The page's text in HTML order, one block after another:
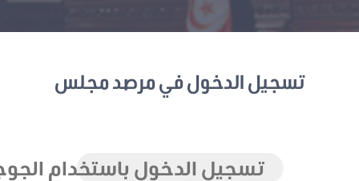
تسجيل الدخول في مرصد مجلس
تسجيل الدخول باستخدام الجوجل